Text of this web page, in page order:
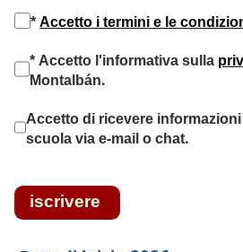
*Accetto i termini e le
* Accetto l'informativa sulla
Montalbán.
Accetto di ricevere
scuola via e-mail o chat.